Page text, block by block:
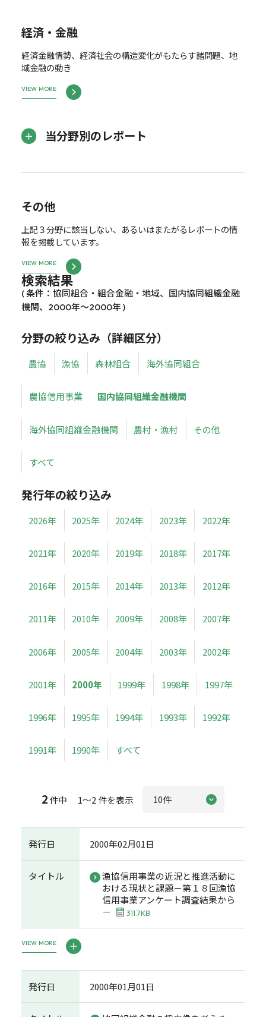
経済・金融
経済金融情勢、経済社会の構造変化がもたらす諸問題、地
域金融の動き
VIEW MORE
当分野別のレポート
その他
上記３分野に該当しない、あるいはまたがるレポートの情
報を掲載しています。
VIEW MORE
検索結果
( 条件：協同組合・組合金融・地域、国内協同組織金融
機関、2000年～2000年 )
分野の絞り込み（詳細区分）
農協 漁協 森林組合 海外協同組合
農協信用事業 国内協同組織金融機関
海外協同組織金融機関 農村・漁村 その他
すべて
発行年の絞り込み
2026年 2025年 2024年 2023年 2022年
2021年 2020年 2019年 2018年 2017年
2016年 2015年 2014年 2013年 2012年
2011年 2010年 2009年 2008年 2007年
2006年 2005年 2004年 2003年 2002年
2001年 2000年 1999年 1998年 1997年
1996年 1995年 1994年 1993年 1992年
1991年 1990年 すべて
2件中 1～2 件を表示
発行日 2000年02月01日
タイトル
漁協信用事業の近況と推進活動に
おける現状と課題－第１８回漁協
信用事業アンケート調査結果から
－
311.7KB
VIEW MORE
発行日 2000年01月01日